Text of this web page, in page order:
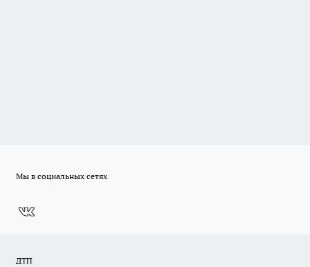
Мы в социальных сетях
ДТП